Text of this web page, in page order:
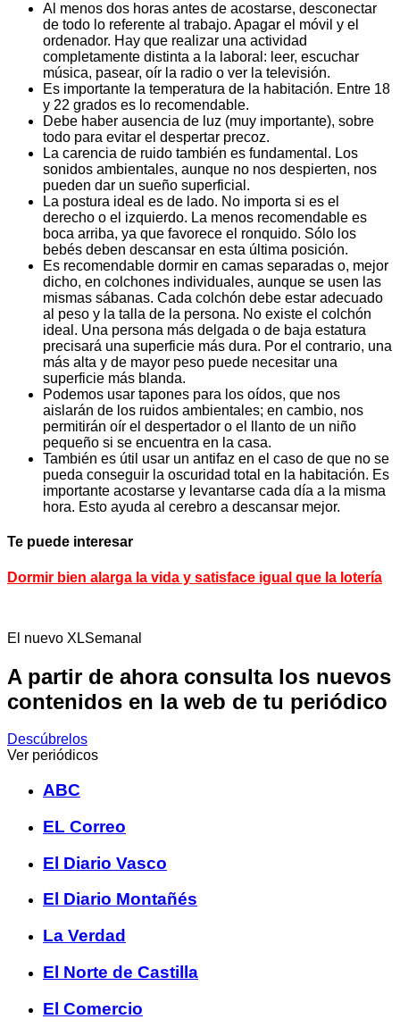
Al menos dos horas antes de acostarse, desconectar
de todo lo referente al trabajo. Apagar el móvil y el
ordenador. Hay que realizar una actividad
completamente distinta a la laboral: leer, escuchar
música, pasear, oír la radio o ver la televisión.
Es importante la temperatura de la habitación. Entre 18
y 22 grados es lo recomendable.
Debe haber ausencia de luz (muy importante), sobre
todo para evitar el despertar precoz.
La carencia de ruido también es fundamental. Los
sonidos ambientales, aunque no nos despierten, nos
pueden dar un sueño superficial.
La postura ideal es de lado. No importa si es el
derecho o el izquierdo. La menos recomendable es
boca arriba, ya que favorece el ronquido. Sólo los
bebés deben descansar en esta última posición.
Es recomendable dormir en camas separadas o, mejor
dicho, en colchones individuales, aunque se usen las
mismas sábanas. Cada colchón debe estar adecuado
al peso y la talla de la persona. No existe el colchón
ideal. Una persona más delgada o de baja estatura
precisará una superficie más dura. Por el contrario, una
más alta y de mayor peso puede necesitar una
superficie más blanda.
Podemos usar tapones para los oídos, que nos
aislarán de los ruidos ambientales; en cambio, nos
permitirán oír el despertador o el llanto de un niño
pequeño si se encuentra en la casa.
También es útil usar un antifaz en el caso de que no se
pueda conseguir la oscuridad total en la habitación. Es
importante acostarse y levantarse cada día a la misma
hora. Esto ayuda al cerebro a descansar mejor.
Te puede interesar
Dormir bien alarga la vida y satisface igual que la lotería
El nuevo XLSemanal
A partir de ahora consulta los nuevos
contenidos en la web de tu periódico
Descúbrelos
Ver periódicos
ABC
EL Correo
El Diario Vasco
El Diario Montañés
La Verdad
El Norte de Castilla
El Comercio